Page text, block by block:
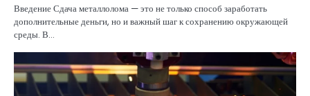
Введение Сдача металлолома — это не только способ заработать
дополнительные деньги, но и важный шаг к сохранению окружающей
среды. В…